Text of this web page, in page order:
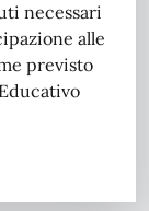
necessari
alle
previsto